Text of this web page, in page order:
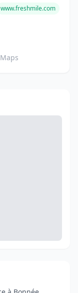
www.freshmile.com